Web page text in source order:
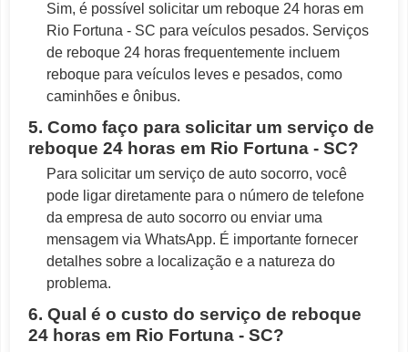
Sim, é possível solicitar um reboque 24 horas em
Rio Fortuna - SC para veículos pesados. Serviços
de reboque 24 horas frequentemente incluem
reboque para veículos leves e pesados, como
caminhões e ônibus.
5. Como faço para solicitar um serviço de
reboque 24 horas em Rio Fortuna - SC?
Para solicitar um serviço de auto socorro, você
pode ligar diretamente para o número de telefone
da empresa de auto socorro ou enviar uma
mensagem via WhatsApp. É importante fornecer
detalhes sobre a localização e a natureza do
problema.
6. Qual é o custo do serviço de reboque
24 horas em Rio Fortuna - SC?